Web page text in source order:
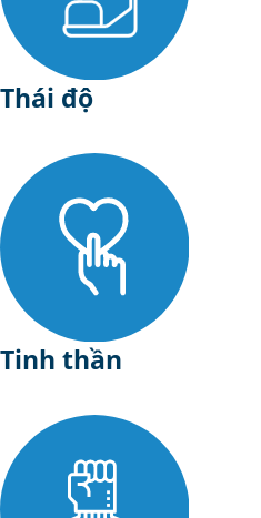
Thái độ
Tinh thần